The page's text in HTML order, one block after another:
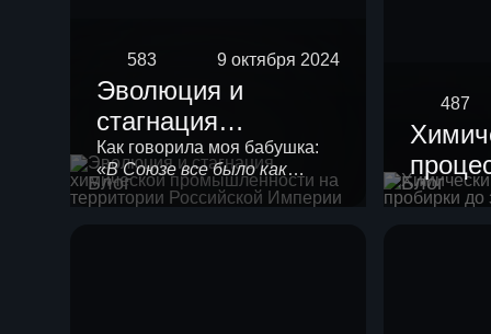
Блог
583 9 октября 2024
Эволюция и
стагнация
химической
промышленности
на территории
Как говорила моя бабушка:
«В Союзе все было как
положено!». Любой
химической технологии
Блог
487